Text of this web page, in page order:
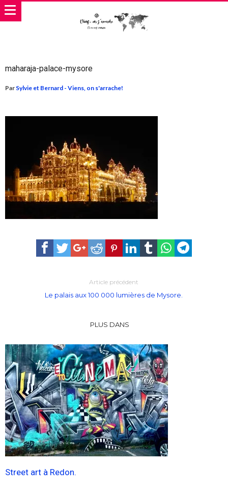
maharaja-palace-mysore
Par Sylvie et Bernard - Viens, on s'arrache!
Article précédent
Le palais aux 100 000 lumières de Mysore.
PLUS DANS
Street art à Redon.